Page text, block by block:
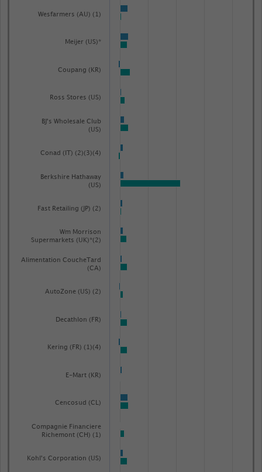
Fast Retailing (JP) (2)
Kohl's Corporation (US)
Wesfarmers (AU) (1)
Meijer (US)*
Coupang (KR)
Ross Stores (US)
BJ's Wholesale Club
(US)
Conad (IT) (2)(3)(4)
Berkshire Hathaway
(US)
Wm Morrison
Supermarkets (UK)*(2)
Alimentation CoucheTard
(CA)
AutoZone (US) (2)
Decathlon (FR)
Kering (FR) (1)(4)
E-Mart (KR)
Cencosud (CL)
Compagnie Financiere
Richemont (CH) (1)